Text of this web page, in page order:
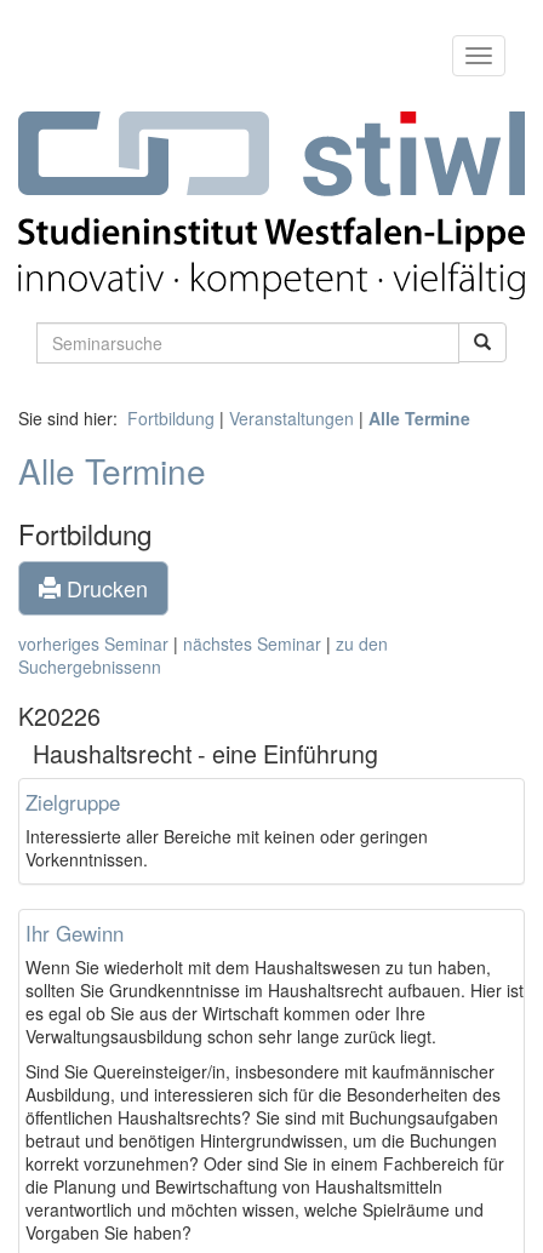
Sie sind hier: Fortbildung | Veranstaltungen | Alle Termine
Alle Termine
Fortbildung
Drucken
vorheriges Seminar | nächstes Seminar | zu den
Suchergebnissenn
K20226
Haushaltsrecht - eine Einführung
Zielgruppe
Interessierte aller Bereiche mit keinen oder geringen
Vorkenntnissen.
Ihr Gewinn
Wenn Sie wiederholt mit dem Haushaltswesen zu tun haben,
sollten Sie Grundkenntnisse im Haushaltsrecht aufbauen. Hier ist
es egal ob Sie aus der Wirtschaft kommen oder Ihre
Verwaltungsausbildung schon sehr lange zurück liegt.
Sind Sie Quereinsteiger/in, insbesondere mit kaufmännischer
Ausbildung, und interessieren sich für die Besonderheiten des
öffentlichen Haushaltsrechts? Sie sind mit Buchungsaufgaben
betraut und benötigen Hintergrundwissen, um die Buchungen
korrekt vorzunehmen? Oder sind Sie in einem Fachbereich für
die Planung und Bewirtschaftung von Haushaltsmitteln
verantwortlich und möchten wissen, welche Spielräume und
Vorgaben Sie haben?